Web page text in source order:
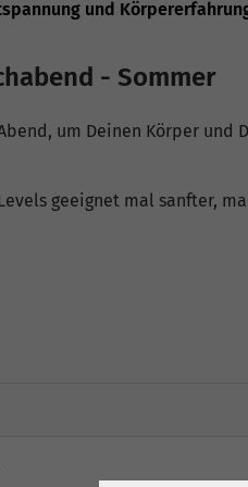
und
- Sommer
um Deinen Körper und
geeignet mal sanfter,